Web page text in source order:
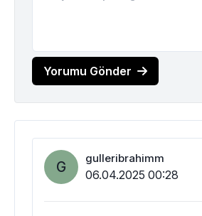
Yorumu Gönder
G gulleribrahimm
06.04.2025 00:28